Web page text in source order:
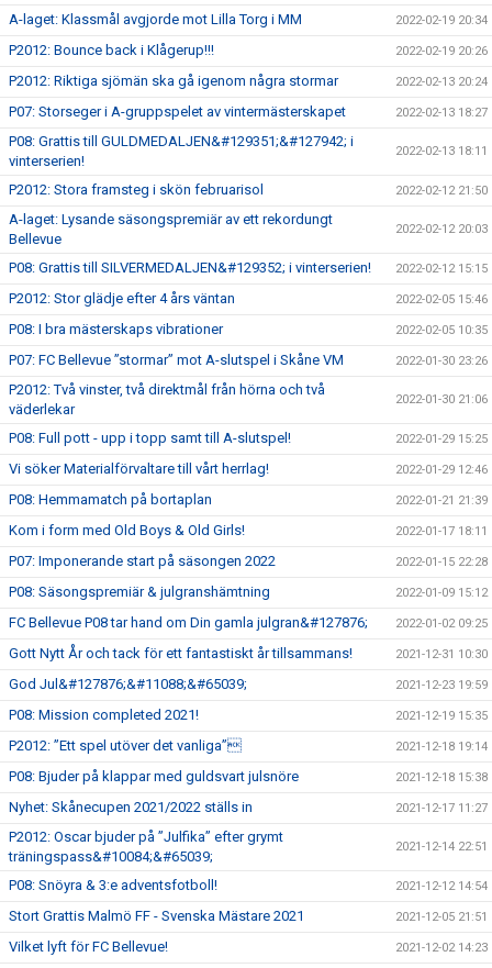
A-laget: Klassmål avgjorde mot Lilla Torg i MM 2022-02-19 20:34
P2012: Bounce back i Klågerup!!! 2022-02-19 20:26
P2012: Riktiga sjömän ska gå igenom några stormar 2022-02-13 20:24
P07: Storseger i A-gruppspelet av vintermästerskapet 2022-02-13 18:27
P08: Grattis till GULDMEDALJEN&#129351;&#127942; i
vinterserien!
2022-02-13 18:11
P2012: Stora framsteg i skön februarisol 2022-02-12 21:50
A-laget: Lysande säsongspremiär av ett rekordungt
Bellevue
2022-02-12 20:03
P08: Grattis till SILVERMEDALJEN&#129352; i vinterserien! 2022-02-12 15:15
P2012: Stor glädje efter 4 års väntan 2022-02-05 15:46
P08: I bra mästerskaps vibrationer 2022-02-05 10:35
P07: FC Bellevue ”stormar” mot A-slutspel i Skåne VM 2022-01-30 23:26
P2012: Två vinster, två direktmål från hörna och två
väderlekar
2022-01-30 21:06
P08: Full pott - upp i topp samt till A-slutspel! 2022-01-29 15:25
Vi söker Materialförvaltare till vårt herrlag! 2022-01-29 12:46
P08: Hemmamatch på bortaplan 2022-01-21 21:39
Kom i form med Old Boys & Old Girls! 2022-01-17 18:11
P07: Imponerande start på säsongen 2022 2022-01-15 22:28
P08: Säsongspremiär & julgranshämtning 2022-01-09 15:12
FC Bellevue P08 tar hand om Din gamla julgran&#127876; 2022-01-02 09:25
Gott Nytt År och tack för ett fantastiskt år tillsammans! 2021-12-31 10:30
God Jul&#127876;&#11088;&#65039; 2021-12-23 19:59
P08: Mission completed 2021! 2021-12-19 15:35
P2012: ”Ett spel utöver det vanliga” 2021-12-18 19:14
P08: Bjuder på klappar med guldsvart julsnöre 2021-12-18 15:38
Nyhet: Skånecupen 2021/2022 ställs in 2021-12-17 11:27
P2012: Oscar bjuder på ”Julfika” efter grymt
träningspass&#10084;&#65039;
2021-12-14 22:51
P08: Snöyra & 3:e adventsfotboll! 2021-12-12 14:54
Stort Grattis Malmö FF - Svenska Mästare 2021 2021-12-05 21:51
Vilket lyft för FC Bellevue! 2021-12-02 14:23